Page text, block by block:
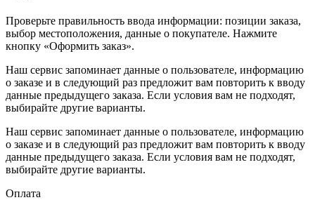
Проверьте правильность ввода информации: позиции заказа,
выбор местоположения, данные о покупателе. Нажмите
кнопку «Оформить заказ».
Наш сервис запоминает данные о пользователе, информацию
о заказе и в следующий раз предложит вам повторить к вводу
данные предыдущего заказа. Если условия вам не подходят,
выбирайте другие варианты.
Наш сервис запоминает данные о пользователе, информацию
о заказе и в следующий раз предложит вам повторить к вводу
данные предыдущего заказа. Если условия вам не подходят,
выбирайте другие варианты.
Оплата